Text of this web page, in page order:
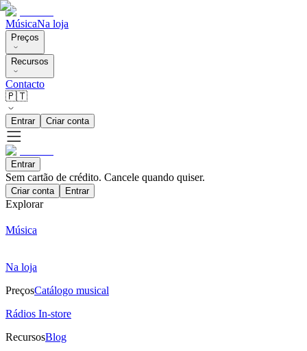
MúsicaNa loja
Preços
Recursos
Contacto
🇵🇹
Entrar Criar conta
Entrar
Sem cartão de crédito. Cancele quando quiser.
Criar conta Entrar
Explorar
Música
Na loja
PreçosCatálogo musical
Rádios In-store
RecursosBlog